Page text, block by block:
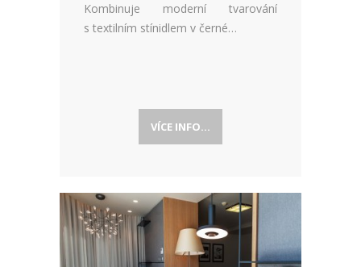
Kombinuje moderní tvarování
s textilním stínidlem v černé…
VÍCE INFO...